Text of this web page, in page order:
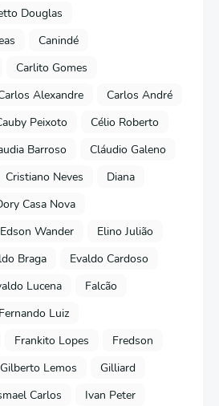
Douglas
Canindé
Carlito Gomes
Alexandre
Carlos André
Peixoto
Célio Roberto
Barroso
Cláudio Galeno
Cristiano Neves
Diana
Casa Nova
Edson Wander
Elino Julião
Braga
Evaldo Cardoso
Lucena
Falcão
Fernando Luiz
Frankito Lopes
Fredson
Gilberto Lemos
Gilliard
Carlos
Ivan Peter